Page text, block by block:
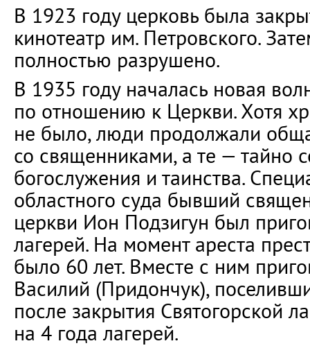
В 1923 году церковь была
кинотеатр им. Петровского.
полностью разрушено.
В 1935 году началась новая
по отношению к Церкви. Хотя
не было, люди продолжали
со священниками, а те — тайно
богослужения и таинства.
областного суда бывший
церкви Ион Подзигун был
лагерей. На момент ареста
было 60 лет. Вместе с ним
Василий (Придончук),
после закрытия Святогорской
на 4 года лагерей.